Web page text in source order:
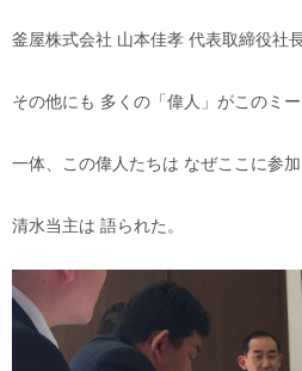
釜屋株式会社 山本佳孝 代表取締役社
その他にも 多くの「偉人」がこのミ
一体、この偉人たちは なぜここに参加
清水当主は 語られた。